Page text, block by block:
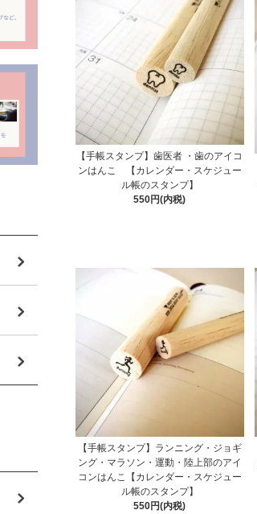
【手帳スタンプ】歯医者 ・歯のアイコ
ンはんこ 【カレンダー・スケジュー
ル帳のスタンプ】
550円(内税)
【手帳スタンプ】ランニング・ジョギ
ング・マラソン・運動・陸上部のアイ
コンはんこ【カレンダー・スケジュー
ル帳のスタンプ】
550円(内税)